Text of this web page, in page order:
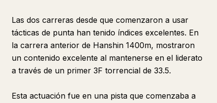
Las dos carreras desde que comenzaron a usar
tácticas de punta han tenido índices excelentes. En
la carrera anterior de Hanshin 1400m, mostraron
un contenido excelente al mantenerse en el liderato
a través de un primer 3F torrencial de 33.5.
Esta actuación fue en una pista que comenzaba a